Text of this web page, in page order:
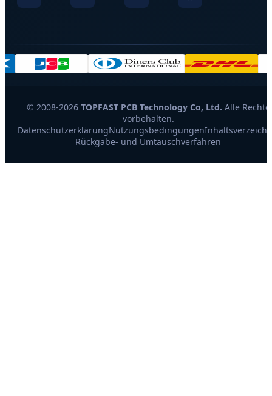
© 2008-2026 TOPFAST PCB Technology Co, Ltd. Alle Rechte
vorbehalten.
DatenschutzerklärungNutzungsbedingungen
Rückgabe- und Umtauschverfahren